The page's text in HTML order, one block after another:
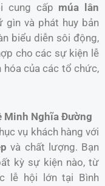
cung cấp múa lân
gìn và phát huy bản
biểu diễn sôi động,
cho các sự kiện lễ
hóa của các tổ chức,
Minh Nghĩa Đường
vụ khách hàng với
và chất lượng. Bạn
kỳ sự kiện nào, từ
lễ hội lớn tại Bình